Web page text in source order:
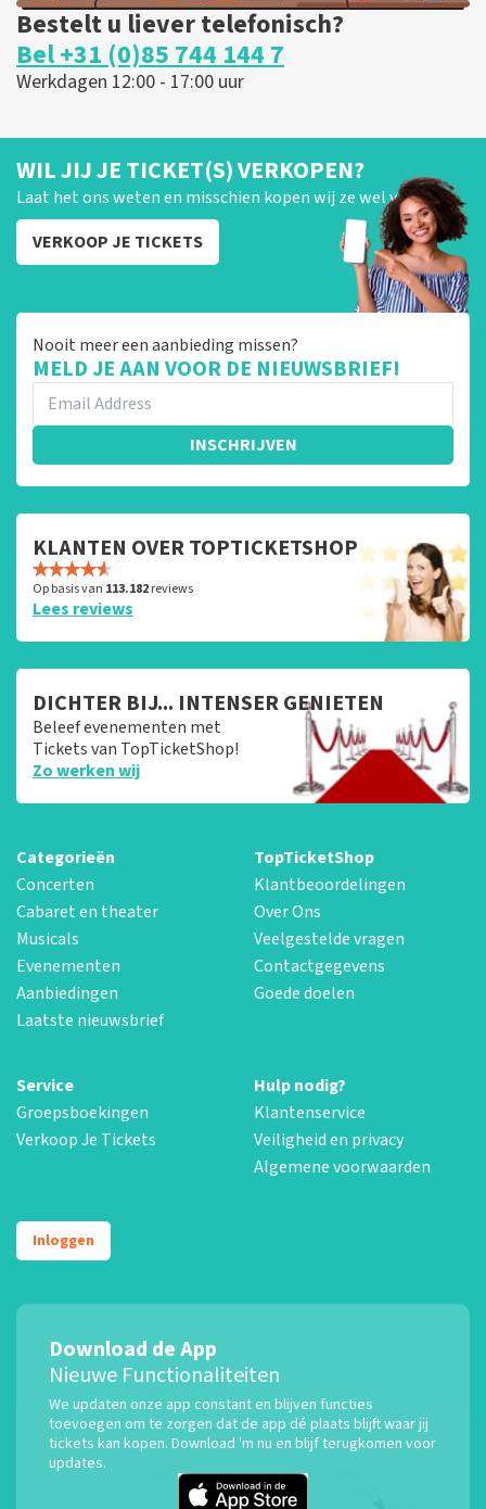
Bestelt u liever telefonisch?
Bel +31 (0)85 744 144 7
Werkdagen 12:00 - 17:00 uur
WIL JIJ JE TICKET(S) VERKOPEN?
Laat het ons weten en misschien kopen wij ze wel van je!
VERKOOP JE TICKETS
Nooit meer een aanbieding missen?
MELD JE AAN VOOR DE NIEUWSBRIEF!
INSCHRIJVEN
KLANTEN OVER TOPTICKETSHOP
Op basis van 113.182reviews
Lees reviews
DICHTER BIJ... INTENSER GENIETEN
Beleef evenementen met
Tickets van TopTicketShop!
Zo werken wij
Categorieën
Concerten
Cabaret en theater
Musicals
Evenementen
Aanbiedingen
Laatste nieuwsbrief
TopTicketShop
Klantbeoordelingen
Over Ons
Veelgestelde vragen
Contactgegevens
Goede doelen
Service
Groepsboekingen
Verkoop Je Tickets
Hulp nodig?
Klantenservice
Veiligheid en privacy
Algemene voorwaarden
Inloggen
Download de App
Nieuwe Functionaliteiten
We updaten onze app constant en blijven functies
toevoegen om te zorgen dat de app dé plaats blijft waar jij
tickets kan kopen. Download 'm nu en blijf terugkomen voor
updates.